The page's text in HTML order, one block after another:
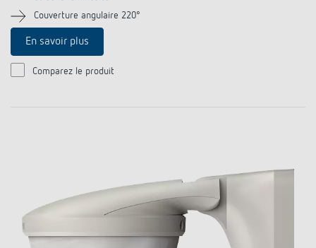
Couverture angulaire 220°
En savoir plus
Comparez le produit